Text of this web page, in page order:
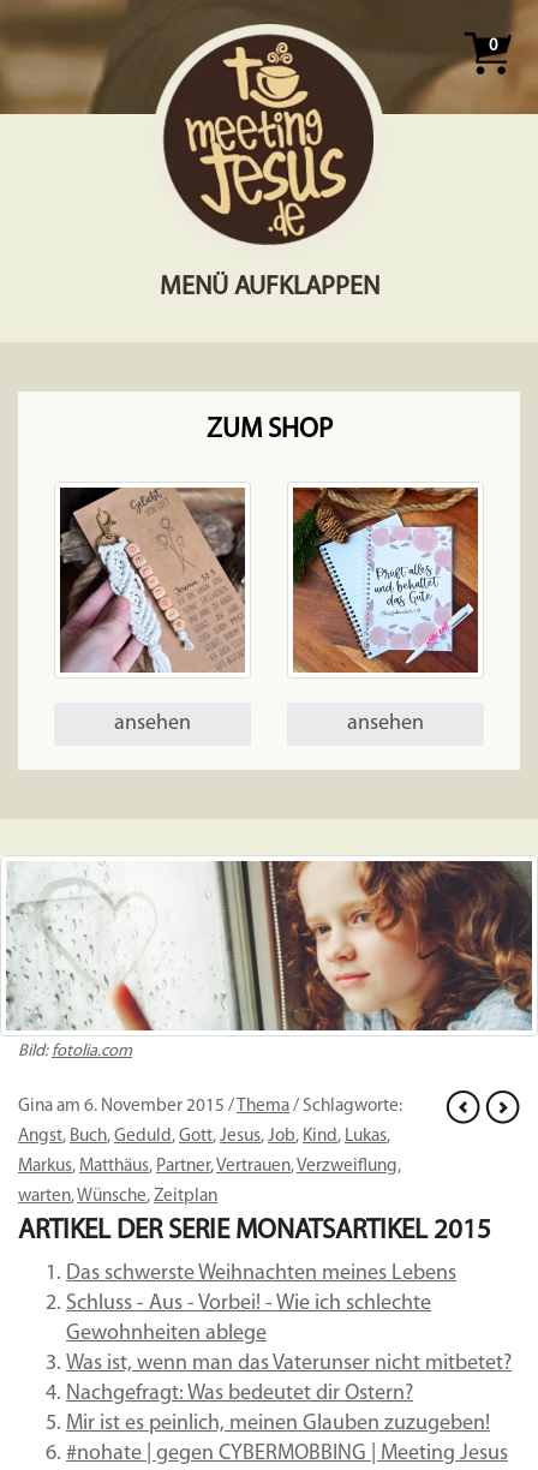
0
MENÜ AUFKLAPPEN
ZUM SHOP
ansehen ansehen
Bild: fotolia.com
Gina am 6. November 2015 / Thema / Schlagworte:
Angst, Buch, Geduld, Gott, Jesus, Job, Kind, Lukas,
Markus, Matthäus, Partner,Vertrauen,Verzweiflung,
warten,Wünsche, Zeitplan
ARTIKEL DER SERIE MONATSARTIKEL 2015
Das schwerste Weihnachten meines Lebens
Schluss - Aus - Vorbei! - Wie ich schlechte
Gewohnheiten ablege
Was ist, wenn man das Vaterunser nicht mitbetet?
Nachgefragt: Was bedeutet dir Ostern?
Mir ist es peinlich, meinen Glauben zuzugeben!
#nohate | gegen CYBERMOBBING | Meeting Jesus